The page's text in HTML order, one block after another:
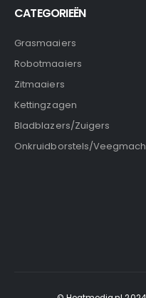
CATEGORIEËN
Grasmaaiers
Robotmaaiers
Zitmaaiers
Kettingzagen
Bladblazers/Zuigers
Onkruidborstels/